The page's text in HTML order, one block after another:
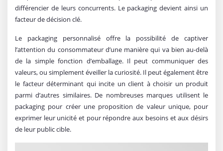
différencier de leurs concurrents. Le packaging devient ainsi un
facteur de décision clé.
Le packaging personnalisé offre la possibilité de captiver
l’attention du consommateur d’une manière qui va bien au-delà
de la simple fonction d’emballage. Il peut communiquer des
valeurs, ou simplement éveiller la curiosité. Il peut également être
le facteur déterminant qui incite un client à choisir un produit
parmi d’autres similaires. De nombreuses marques utilisent le
packaging pour créer une proposition de valeur unique, pour
exprimer leur unicité et pour répondre aux besoins et aux désirs
de leur public cible.